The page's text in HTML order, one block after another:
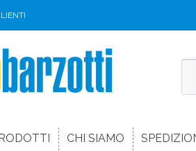
CHI SIAMO